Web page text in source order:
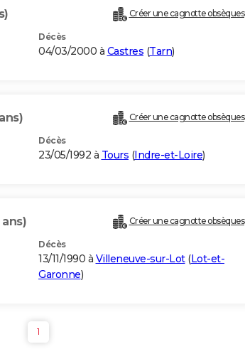
Créer une cagnotte obsèques
Décès
04/03/2000 à Castres (Tarn)
Créer une cagnotte obsèques
Décès
23/05/1992 à Tours (Indre-et-Loire)
Créer une cagnotte obsèques
Décès
13/11/1990 à Villeneuve-sur-Lot(Lot-et-
Garonne)
1